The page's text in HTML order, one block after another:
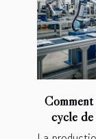
cycle